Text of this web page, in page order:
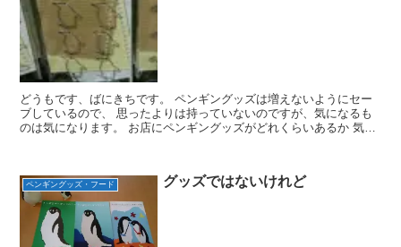
どうもです、ばにきちです。 ペンギングッズは増えないようにセー
ブしているので、 思ったよりは持っていないのですが、気になるも
のは気になります。 お店にペンギングッズがどれくらいあるか 気に
ペンギングッズ・フード グッズではないけれど